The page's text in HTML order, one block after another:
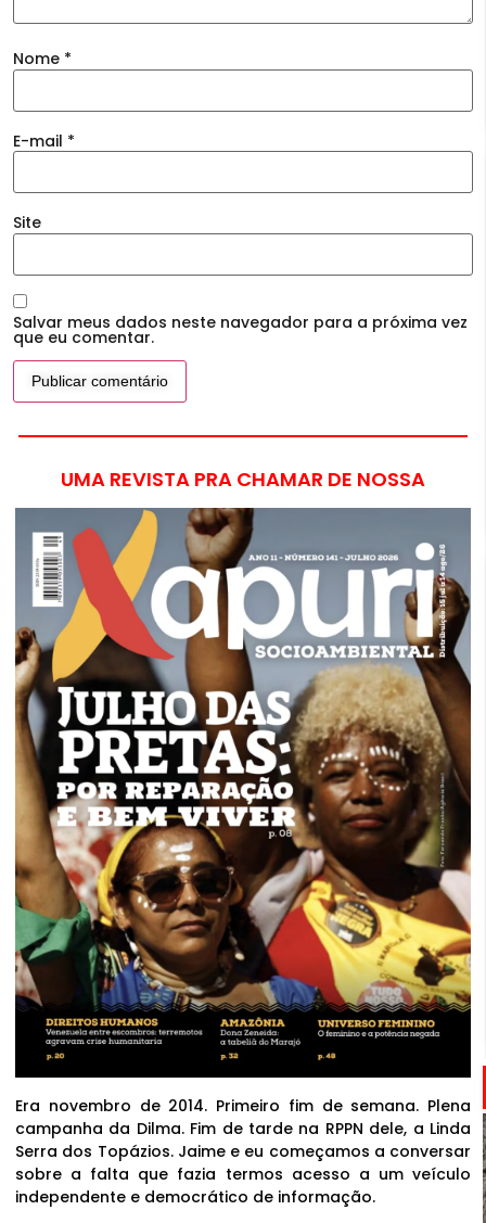
Nome *
E-mail *
Site
Salvar meus dados neste navegador para a próxima vez
que eu comentar.
UMA REVISTA PRA CHAMAR DE NOSSA
Era novembro de 2014. Primeiro fim de semana. Plena
campanha da Dilma. Fim de tarde na RPPN dele, a Linda
Serra dos Topázios. Jaime e eu começamos a conversar
sobre a falta que fazia termos acesso a um veículo
independente e democrático de informação.